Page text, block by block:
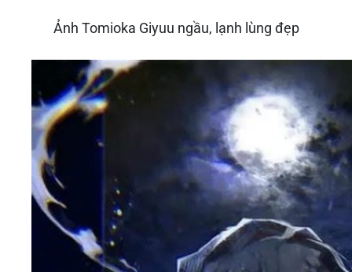
Ảnh Tomioka Giyuu ngầu, lạnh lùng đẹp